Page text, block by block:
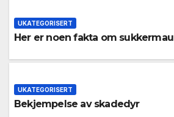
UKATEGORISERT
Her er noen fakta om
UKATEGORISERT
Bekjempelse av skadedyr